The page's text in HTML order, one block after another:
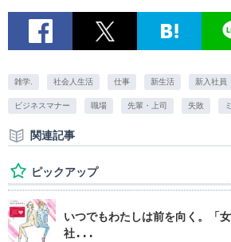
雑学. 社会人生活 仕事 新生活 新入社員
ビジネスマナー 職場 先輩・上司 失敗
関連記事
ピックアップ
いつでもわたしは前を向く。「
社...